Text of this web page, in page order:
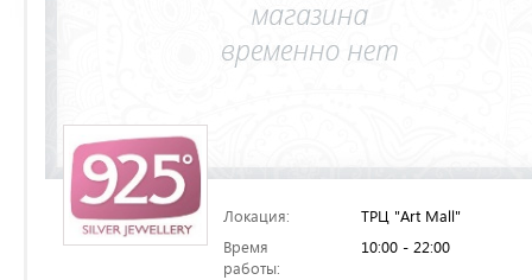
Локация:
ТРЦ "Art Mall"
Время
работы:
10:00 - 22:00